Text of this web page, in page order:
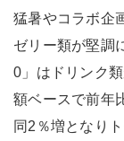
猛暑やコラボ企
ゼリー類が堅調
0」はドリンク
額ベースで前年
同2％増となり